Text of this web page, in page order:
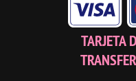
TARJETA